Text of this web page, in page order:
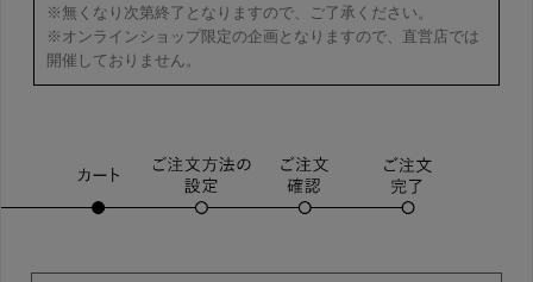
※無くなり次第終了となりますので、ご了承ください。
※オンラインショップ限定の企画となりますので、直営店では
開催しておりません。